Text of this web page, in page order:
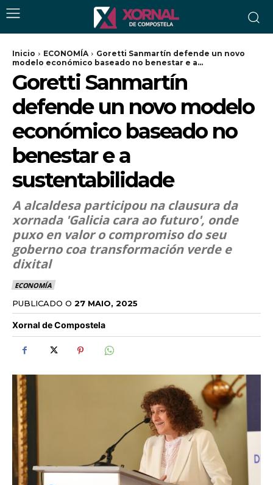
Inicio ECONOMÍA
Goretti Sanmartín defende un novo
modelo económico baseado no benestar e a...
Goretti Sanmartín
defende un novo modelo
económico baseado no
benestar e a
sustentabilidade
A alcaldesa participou na clausura da
xornada 'Galicia cara ao futuro', onde
puxo en valor o compromiso do seu
goberno coa transformación verde e
dixital
ECONOMÍA
PUBLICADO O 27 MAIO, 2025
Xornal de Compostela